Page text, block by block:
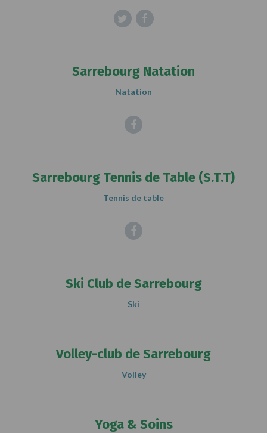
TwitterFacebook
Sarrebourg Natation
Natation
Facebook
Sarrebourg Tennis de Table (S.T.T)
Tennis de table
Facebook
Ski Club de Sarrebourg
Ski
Volley-club de Sarrebourg
Volley
Yoga & Soins